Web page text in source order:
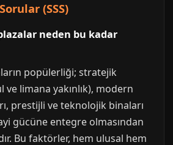
(SSS)
neden bu kadar
popülerliği; stratejik
limana yakınlık), modern
prestijli ve teknolojik binaları
gücüne entegre olmasından
Bu faktörler, hem ulusal hem